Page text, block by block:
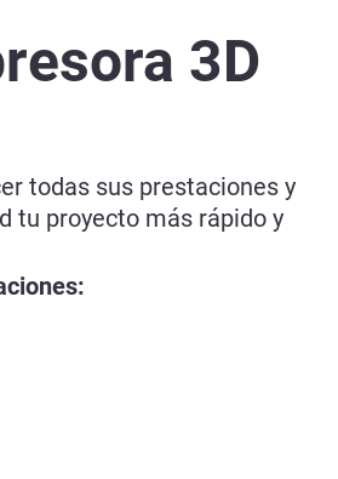
3D
todas sus prestaciones y
tu proyecto más rápido y